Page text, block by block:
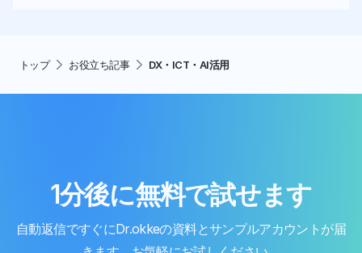
トップ お役立ち記事 DX・ICT・AI活用
1分後に無料で試せます
自動返信ですぐにDr.okkeの資料とサンプルアカウントが届